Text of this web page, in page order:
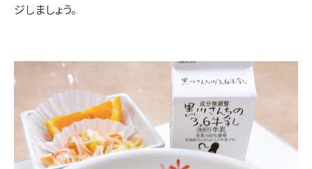
ジしましょう。